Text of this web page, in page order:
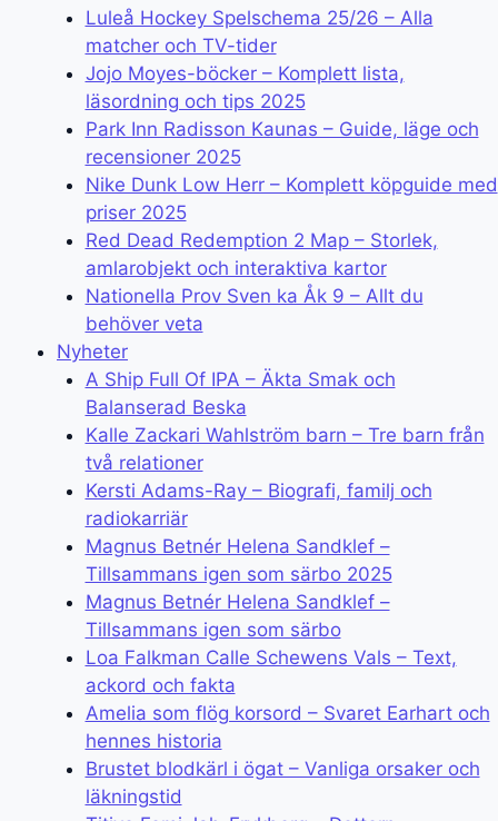
Luleå Hockey Spelschema 25/26 – Alla
matcher och TV-tider
Jojo Moyes-böcker – Komplett lista,
läsordning och tips 2025
Park Inn Radisson Kaunas – Guide, läge och
recensioner 2025
Nike Dunk Low Herr – Komplett köpguide med
priser 2025
Red Dead Redemption 2 Map – Storlek,
amlarobjekt och interaktiva kartor
Nationella Prov Sven ka Åk 9 – Allt du
behöver veta
Nyheter
A Ship Full Of IPA – Äkta Smak och
Balanserad Beska
Kalle Zackari Wahlström barn – Tre barn från
två relationer
Kersti Adams-Ray – Biografi, familj och
radiokarriär
Magnus Betnér Helena Sandklef –
Tillsammans igen som särbo 2025
Magnus Betnér Helena Sandklef –
Tillsammans igen som särbo
Loa Falkman Calle Schewens Vals – Text,
ackord och fakta
Amelia som flög korsord – Svaret Earhart och
hennes historia
Brustet blodkärl i ögat – Vanliga orsaker och
läkningstid